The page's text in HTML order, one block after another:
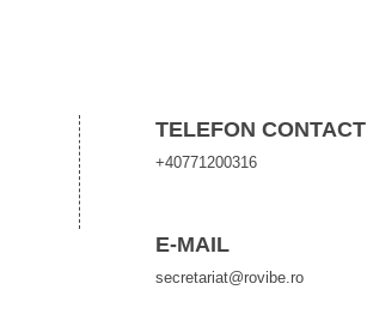
TELEFON CONTACT
+40771200316
E-MAIL
secretariat@rovibe.ro